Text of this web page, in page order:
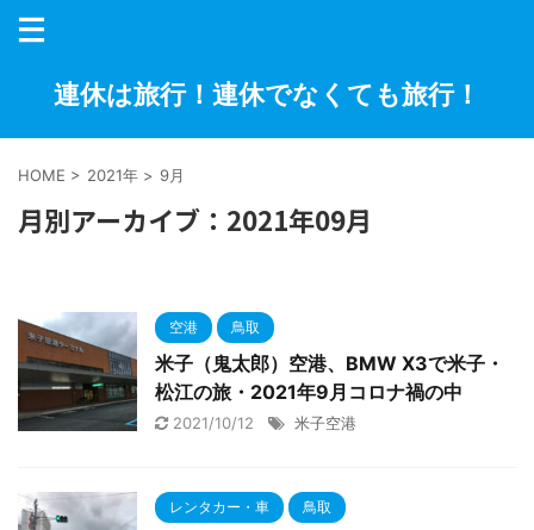
連休は旅行！連休でなくても旅行！
HOME > 2021年 > 9月
月別アーカイブ：2021年09月
空港 鳥取
米子（鬼太郎）空港、BMW X3で米子・
松江の旅・2021年9月コロナ禍の中
2021/10/12 米子空港
レンタカー・車 鳥取